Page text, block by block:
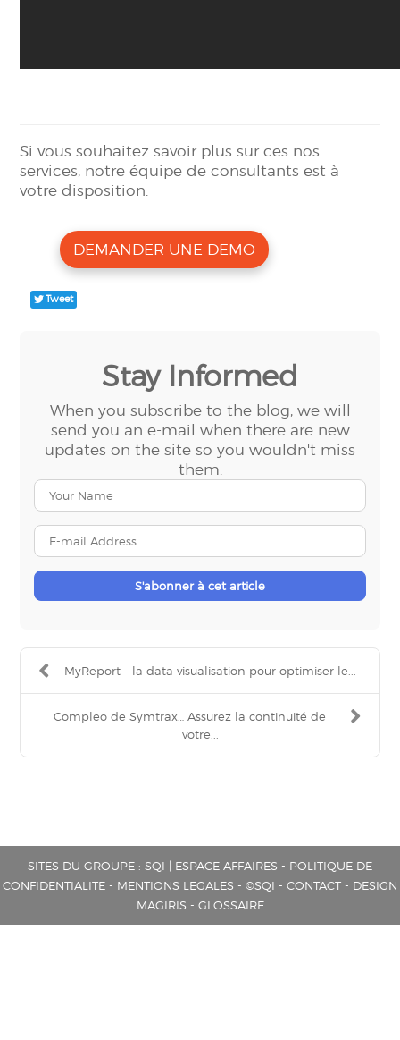
Si vous souhaitez savoir plus sur ces nos
services, notre équipe de consultants est à
votre disposition.
DEMANDER UNE DEMO
Tweet
Stay Informed
When you subscribe to the blog, we will
send you an e-mail when there are new
updates on the site so you wouldn't miss
them.
Name
mail
Address
S'abonner à cet article
MyReport – la data visualisation pour optimiser le...
Compleo de Symtrax… Assurez la continuité de
votre...
SITES DU GROUPE : SQI | ESPACE AFFAIRES - POLITIQUE DE
CONFIDENTIALITE - MENTIONS LEGALES - ©SQI - CONTACT - DESIGN
MAGIRIS - GLOSSAIRE